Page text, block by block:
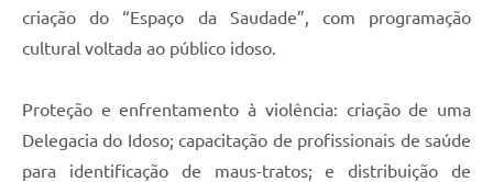
criação do “Espaço da Saudade”, com programação
cultural voltada ao público idoso.
Proteção e enfrentamento à violência: criação de uma
Delegacia do Idoso; capacitação de profissionais de saúde
para identificação de maus-tratos; e distribuição de